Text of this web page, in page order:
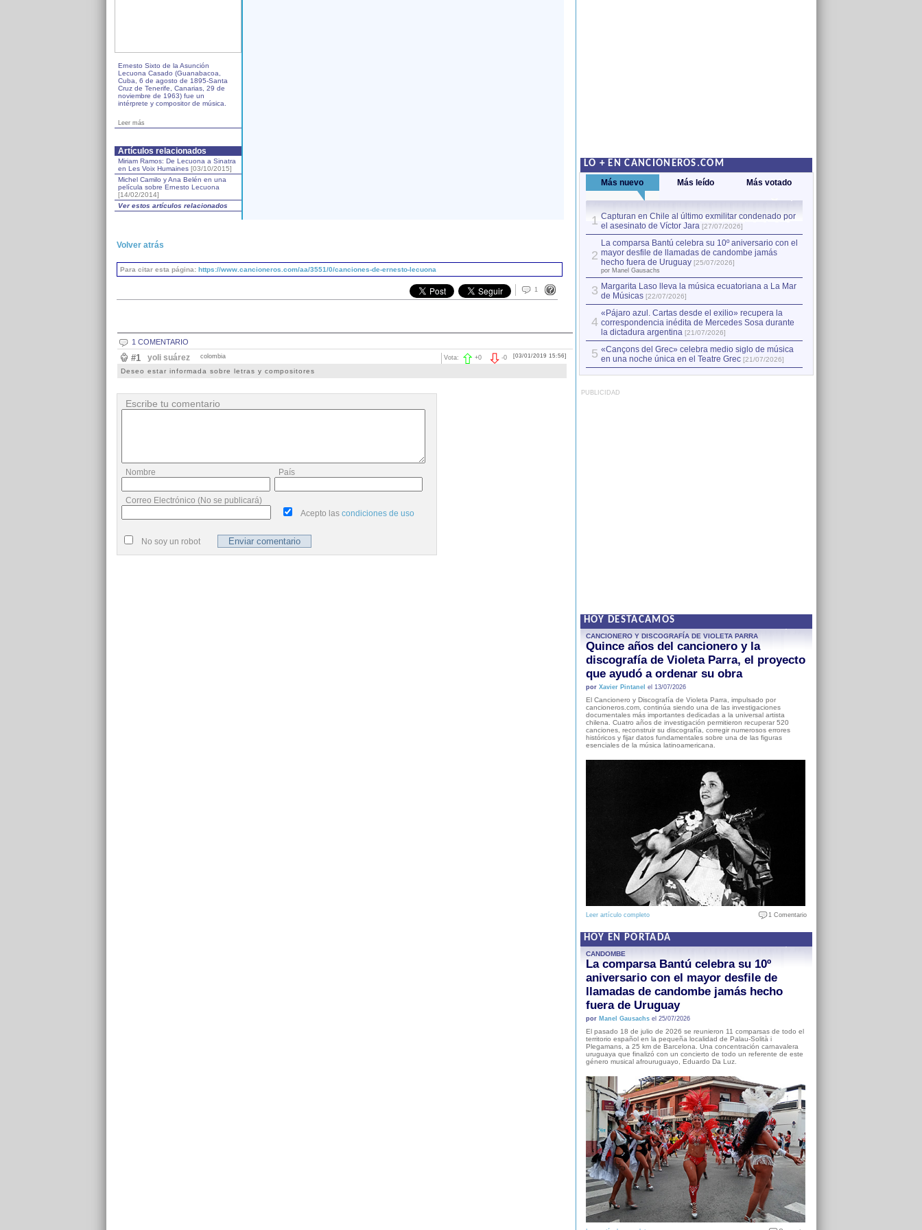
Ernesto Sixto de la Asunción
Lecuona Casado (Guanabacoa,
Cuba, 6 de agosto de 1895-Santa
Cruz de Tenerife, Canarias, 29 de
noviembre de 1963) fue un
intérprete y compositor de música.
Leer más
Artículos relacionados
Miriam Ramos: De Lecuona a Sinatra
en Les Voix Humaines [03/10/2015]
Michel Camilo y Ana Belén en una
película sobre Ernesto Lecuona
[14/02/2014]
Ver estos artículos relacionados
Volver atrás
Para citar esta página: https://www.cancioneros.com/aa/3551/0/canciones-de-ernesto-lecuona
1
1 COMENTARIO
#1 yoli suárez colombia [03/01/2019 15:56]
-0
Vota: +0
Deseo estar informada sobre letras y compositores
Escribe tu comentario
Nombre País
Correo Electrónico (No se publicará)
Acepto las condiciones de uso
No soy un robot
LO + EN CANCIONEROS.COM
Más nuevo Más leído Más votado
1 Capturan en Chile al último exmilitar condenado por
el asesinato de Víctor Jara [27/07/2026]
2
La comparsa Bantú celebra su 10º aniversario con el
mayor desfile de llamadas de candombe jamás
hecho fuera de Uruguay [25/07/2026]
por Manel Gausachs
3 Margarita Laso lleva la música ecuatoriana a La Mar
de Músicas [22/07/2026]
4
«Pájaro azul. Cartas desde el exilio» recupera la
correspondencia inédita de Mercedes Sosa durante
la dictadura argentina [21/07/2026]
5 «Cançons del Grec» celebra medio siglo de música
en una noche única en el Teatre Grec [21/07/2026]
PUBLICIDAD
HOY DESTACAMOS
CANCIONERO Y DISCOGRAFÍA DE VIOLETA PARRA
Quince años del cancionero y la
discografía de Violeta Parra, el proyecto
que ayudó a ordenar su obra
por Xavier Pintanel el 13/07/2026
El Cancionero y Discografía de Violeta Parra, impulsado por
cancioneros.com, continúa siendo una de las investigaciones
documentales más importantes dedicadas a la universal artista
chilena. Cuatro años de investigación permitieron recuperar 520
canciones, reconstruir su discografía, corregir numerosos errores
históricos y fijar datos fundamentales sobre una de las figuras
esenciales de la música latinoamericana.
Leer artículo completo 1 Comentario
HOY EN PORTADA
CANDOMBE
La comparsa Bantú celebra su 10º
aniversario con el mayor desfile de
llamadas de candombe jamás hecho
fuera de Uruguay
por Manel Gausachsel 25/07/2026
El pasado 18 de julio de 2026 se reunieron 11 comparsas de todo el
territorio español en la pequeña localidad de Palau-Solità i
Plegamans, a 25 km de Barcelona. Una concentración carnavalera
uruguaya que finalizó con un concierto de todo un referente de este
género musical afrouruguayo, Eduardo Da Luz.